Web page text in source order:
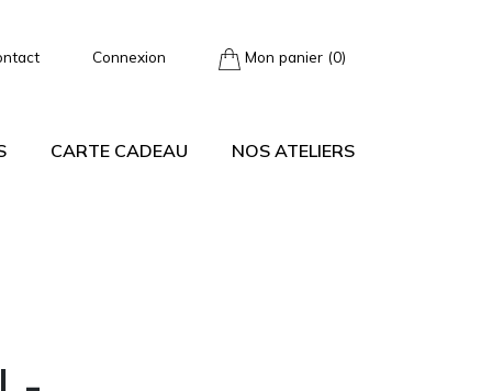
Connexion Mon panier (0)
CARTE CADEAU NOS ATELIERS